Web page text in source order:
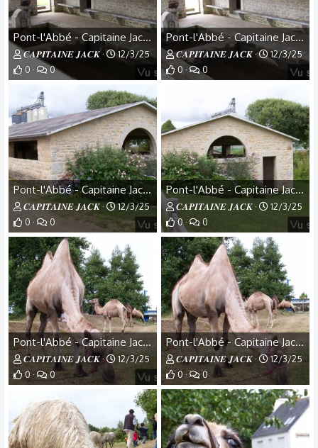
Pont-l'Abbé - Capitaine Jack - (30).jpg
𝑪𝑨𝑷𝑰𝑻𝑨𝑰𝑵𝑬 𝑱𝑨𝑪𝑲
12/3/25
0
0
Pont-l'Abbé - Capitaine Jack - (29).jpg
𝑪𝑨𝑷𝑰𝑻𝑨𝑰𝑵𝑬 𝑱𝑨𝑪𝑲
12/3/25
0
0
Pont-l'Abbé - Capitaine Jack - (28).jpg
𝑪𝑨𝑷𝑰𝑻𝑨𝑰𝑵𝑬 𝑱𝑨𝑪𝑲
12/3/25
0
0
Pont-l'Abbé - Capitaine Jack - (27).jpg
𝑪𝑨𝑷𝑰𝑻𝑨𝑰𝑵𝑬 𝑱𝑨𝑪𝑲
12/3/25
0
0
Pont-l'Abbé - Capitaine Jack - (26).jpg
𝑪𝑨𝑷𝑰𝑻𝑨𝑰𝑵𝑬 𝑱𝑨𝑪𝑲
12/3/25
0
0
Pont-l'Abbé - Capitaine Jack - (25).jpg
𝑪𝑨𝑷𝑰𝑻𝑨𝑰𝑵𝑬 𝑱𝑨𝑪𝑲
12/3/25
0
0